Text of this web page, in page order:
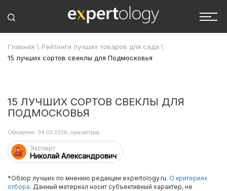
Главная \ Рейтинги лучших товаров для сада \
15 лучших сортов свеклы для Подмосковья
15 ЛУЧШИХ СОРТОВ СВЕКЛЫ ДЛЯ
ПОДМОСКОВЬЯ
Эксперт
Николай Александрович
Обновлено: 04.03.2026, просмотров:
*Обзор лучших по мнению редакции expertology.ru. О критериях
отбора. Данный материал носит субъективный характер, не